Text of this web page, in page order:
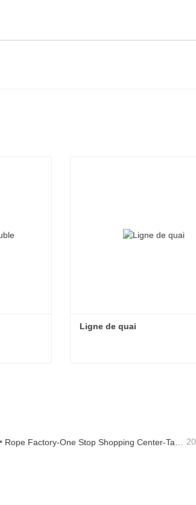
Ligne de quai
Rope Factory-One Stop Shopping Center-Tai an Rope LTD